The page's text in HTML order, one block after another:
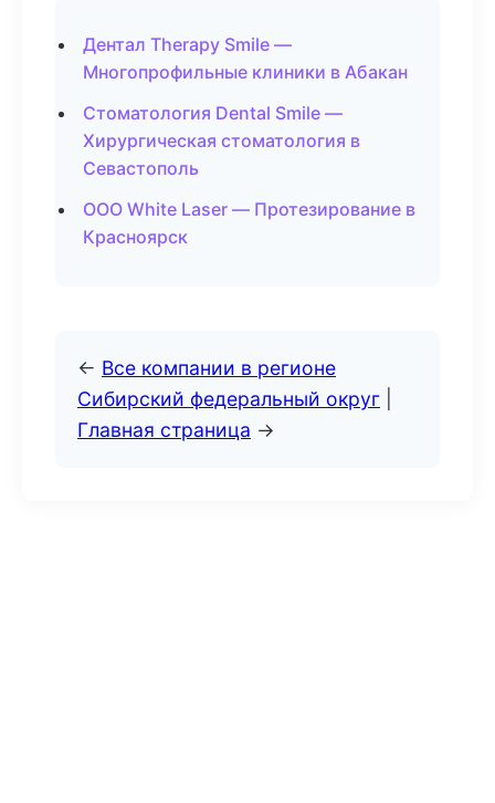
Дентал Therapy Smile —
Многопрофильные клиники в Абакан
Стоматология Dental Smile —
Хирургическая стоматология в
Севастополь
ООО White Laser — Протезирование в
Красноярск
← Все компании в регионе
Сибирский федеральный округ
Главная страница →